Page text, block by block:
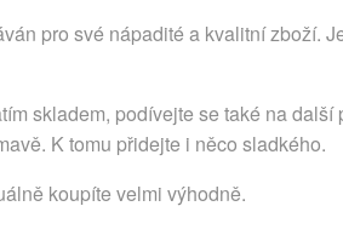
pro své nápadité a kvalitní zboží.
skladem, podívejte se také na další
K tomu přidejte i něco sladkého.
koupíte velmi výhodně.